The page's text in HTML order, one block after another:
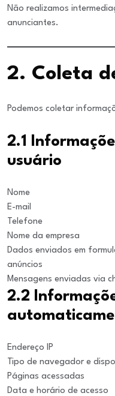
Não realizamos
anunciantes.
2. Coleta
Podemos coletar
2.1
usuário
Nome
E-mail
Telefone
Nome da empresa
Dados enviados em
anúncios
Mensagens enviadas via
2.2
Endereço IP
Tipo de navegador e
Páginas acessadas
Data e horário de acesso